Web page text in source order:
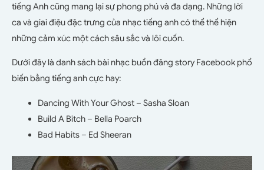
tiếng Anh cũng mang lại sự phong phú và đa dạng. Những lời
ca và giai điệu đặc trưng của nhạc tiếng anh có thể thể hiện
những cảm xúc một cách sâu sắc và lôi cuốn.
Dưới đây là danh sách bài nhạc buồn đăng story Facebook phổ
biến bằng tiếng anh cực hay:
Dancing With Your Ghost – Sasha Sloan
Build A Bitch – Bella Poarch
Bad Habits – Ed Sheeran